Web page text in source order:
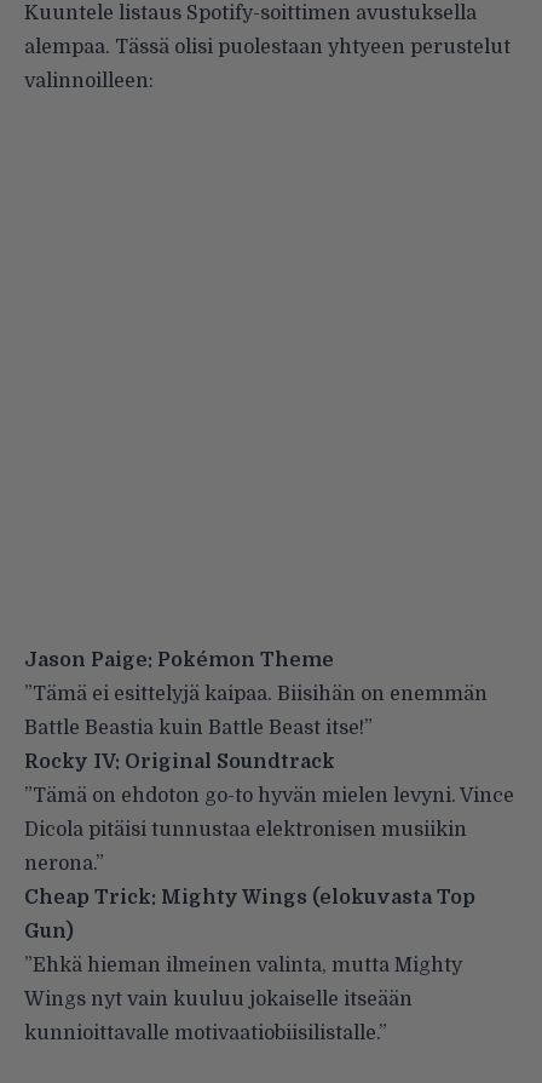
Kuuntele listaus Spotify-soittimen avustuksella
alempaa. Tässä olisi puolestaan yhtyeen perustelut
valinnoilleen:
Jason Paige: Pokémon Theme
”Tämä ei esittelyjä kaipaa. Biisihän on enemmän
Battle Beastia kuin Battle Beast itse!”
Rocky IV: Original Soundtrack
”Tämä on ehdoton go-to hyvän mielen levyni. Vince
Dicola pitäisi tunnustaa elektronisen musiikin
nerona.”
Cheap Trick: Mighty Wings (elokuvasta Top
Gun)
”Ehkä hieman ilmeinen valinta, mutta Mighty
Wings nyt vain kuuluu jokaiselle itseään
kunnioittavalle motivaatiobiisilistalle.”